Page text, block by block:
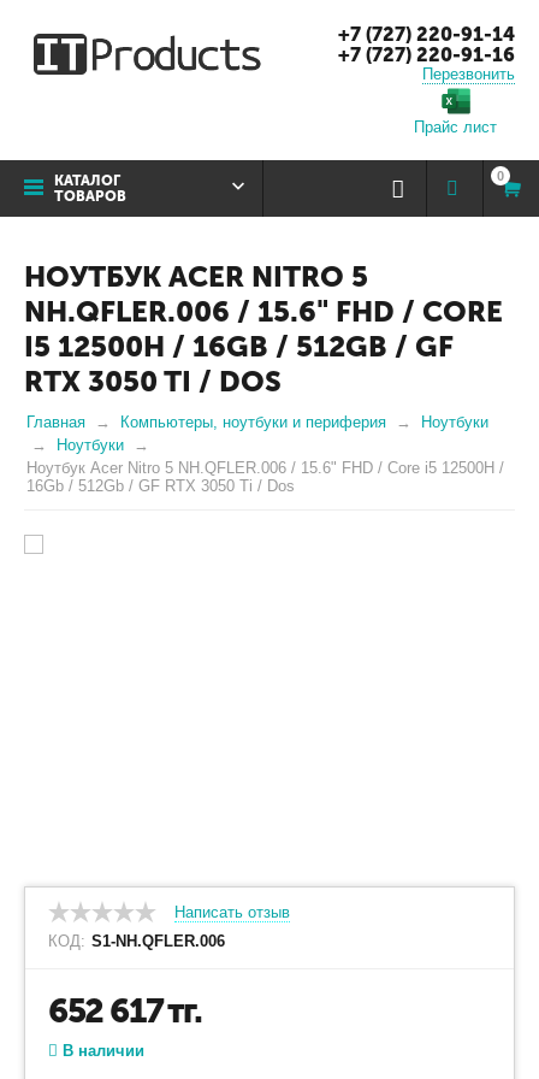
+7 (727) 220-91-14
+7 (727) 220-91-16
Перезвонить
Прайс лист
КАТАЛОГ
ТОВАРОВ
0
НОУТБУК ACER NITRO 5
NH.QFLER.006 / 15.6" FHD / CORE
I5 12500H / 16GB / 512GB / GF
RTX 3050 TI / DOS
Главная Компьютеры, ноутбуки и периферия
Ноутбуки
Ноутбуки
Ноутбук Acer Nitro 5 NH.QFLER.006 / 15.6" FHD / Core i5 12500H /
16Gb / 512Gb / GF RTX 3050 Ti / Dos
Написать отзыв
КОД: S1-NH.QFLER.006
652 617тг.
В наличии